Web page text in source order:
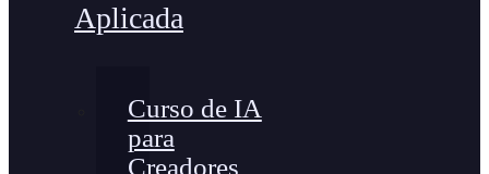
Aplicada
Curso de IA
para
Creadores